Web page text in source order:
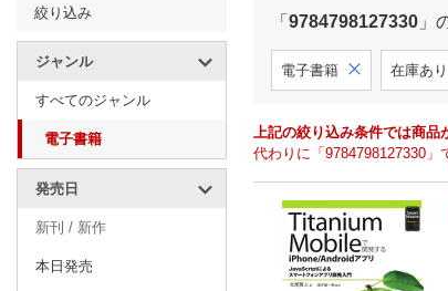
絞り込み
ジャンル
すべてのジャンル
電子書籍
発売日
新刊 / 新作
本日発売
「 9784798127330 」
電子書籍 在庫あり
上記の絞り込み条件では商品
代わりに「9784798127330」